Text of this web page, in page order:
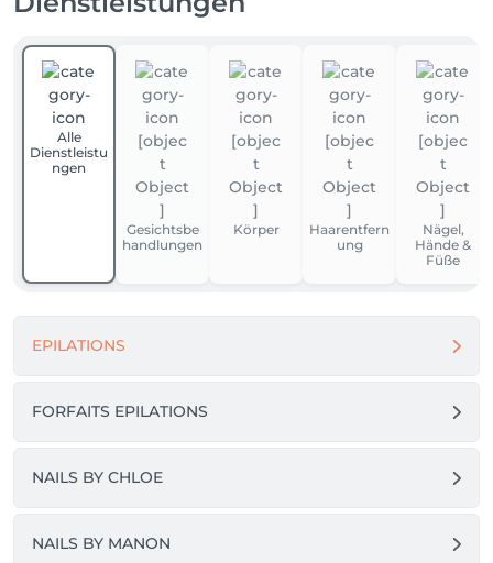
Alle
Dienstleistu
ngen
Gesichtsbe
handlungen
Körper
Haarentfern
ung
Nägel,
Hände &
Füße
EPILATIONS
FORFAITS EPILATIONS
NAILS BY CHLOE
NAILS BY MANON